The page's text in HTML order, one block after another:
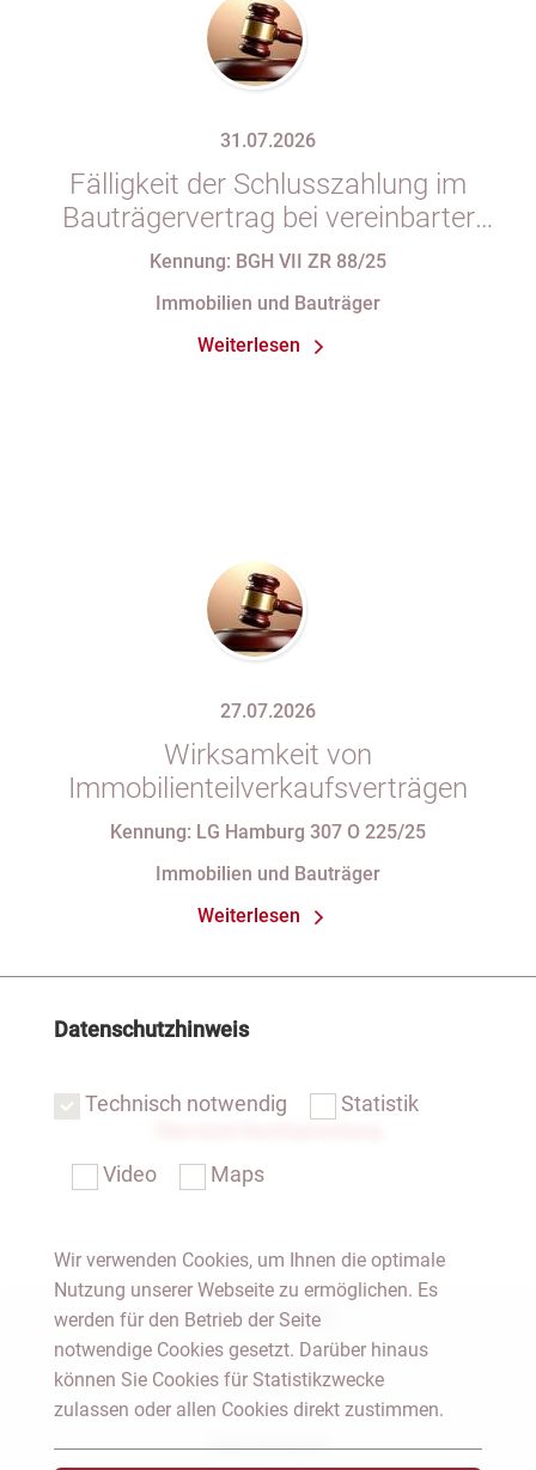
31.07.2026
Fälligkeit der Schlusszahlung im
Bauträgervertrag bei vereinbarter
Zahlung „nach vollständiger
Abnahmeprotokoll festgehaltener
Mängel am Sondereigentum
Kennung: BGH VII ZR 88/25
Immobilien und Bauträger
Weiterlesen
27.07.2026
Wirksamkeit von
Immobilienteilverkaufsverträgen
Kennung: LG Hamburg 307 O 225/25
Immobilien und Bauträger
Weiterlesen
Notar Dresden
Fachgebiete
Das Notariat
Datenschutzhinweis
Technisch notwendig Statistik
Video Maps
Wir verwenden Cookies, um Ihnen die optimale
Nutzung unserer Webseite zu ermöglichen. Es
werden für den Betrieb der Seite
notwendige Cookies gesetzt. Darüber hinaus
können Sie Cookies für Statistikzwecke
zulassen oder allen Cookies direkt zustimmen.